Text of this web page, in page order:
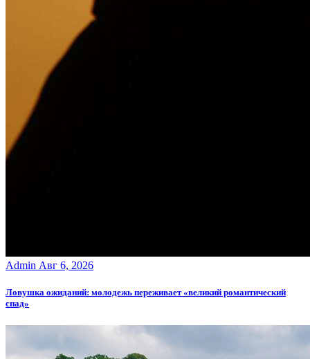
Admin Авг 6, 2026
Ловушка ожиданий: молодежь переживает «великий романтический
спад»